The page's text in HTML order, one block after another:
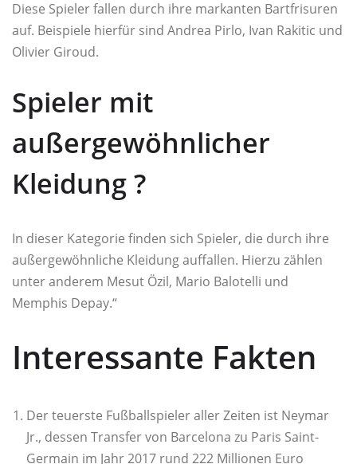
Diese Spieler fallen durch ihre markanten Bartfrisuren
auf. Beispiele hierfür sind Andrea Pirlo, Ivan Rakitic und
Olivier Giroud.
Spieler mit
außergewöhnlicher
Kleidung ?
In dieser Kategorie finden sich Spieler, die durch ihre
außergewöhnliche Kleidung auffallen. Hierzu zählen
unter anderem Mesut Özil, Mario Balotelli und
Memphis Depay.“
Interessante Fakten
Der teuerste Fußballspieler aller Zeiten ist Neymar
Jr., dessen Transfer von Barcelona zu Paris Saint-
Germain im Jahr 2017 rund 222 Millionen Euro